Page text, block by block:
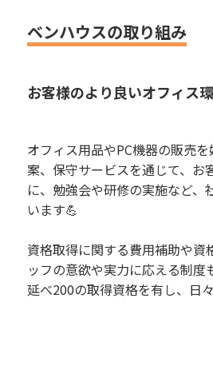
ベンハウスの取り組み
お客様のより良いオフィス
オフィス用品やPC機器の販売
案、保守サービスを通じて、お
に、勉強会や研修の実施など
います💪
資格取得に関する費用補助や資
ッフの意欲や実力に応える制度
延べ200の取得資格を有し、日